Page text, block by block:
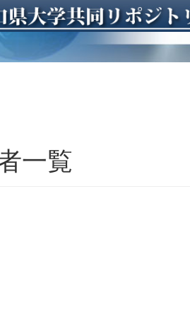
一覧